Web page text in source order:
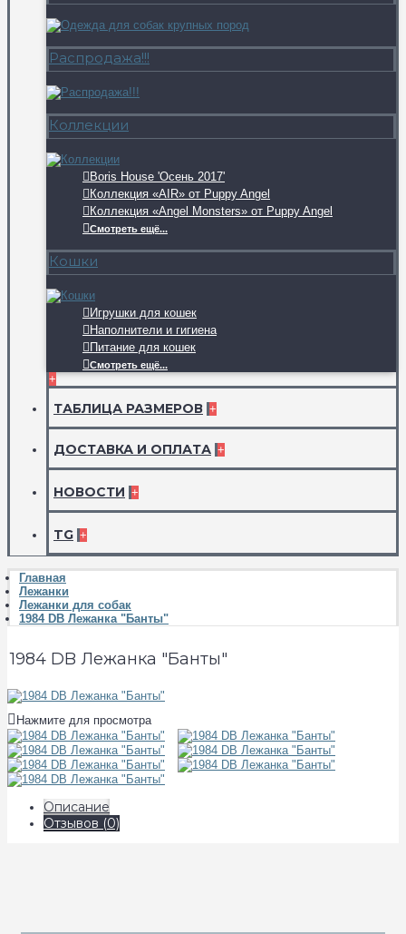
Распродажа!!!
Коллекции
Boris House 'Осень 2017'
Коллекция «AIR» от Puppy Angel
Коллекция «Angel Monsters» от Puppy Angel
Смотреть ещё...
Кошки
Игрушки для кошек
Наполнители и гигиена
Питание для кошек
Смотреть ещё...
+
ТАБЛИЦА РАЗМЕРОВ +
ДОСТАВКА И ОПЛАТА +
НОВОСТИ +
TG +
Главная
Лежанки
Лежанки для собак
1984 DB Лежанка "Банты"
1984 DB Лежанка "Банты"
Нажмите для просмотра
Описание
Отзывов (0)